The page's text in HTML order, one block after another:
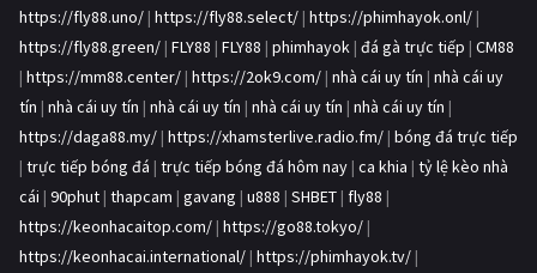
https://fly88.uno/ | https://fly88.select/ | https://phimhayok.onl/ |
https://fly88.green/ | FLY88 | FLY88 | phimhayok | đá gà trực tiếp | CM88
| https://mm88.center/ | https://2ok9.com/ | nhà cái uy tín | nhà cái uy
tín | nhà cái uy tín | nhà cái uy tín | nhà cái uy tín | nhà cái uy tín |
https://daga88.my/ | https://xhamsterlive.radio.fm/ | bóng đá trực tiếp
| trực tiếp bóng đá | trực tiếp bóng đá hôm nay | ca khia | tỷ lệ kèo nhà
cái | 90phut | thapcam | gavang | u888 | SHBET | fly88 |
https://keonhacaitop.com/ | https://go88.tokyo/ |
https://keonhacai.international/ | https://phimhayok.tv/ |